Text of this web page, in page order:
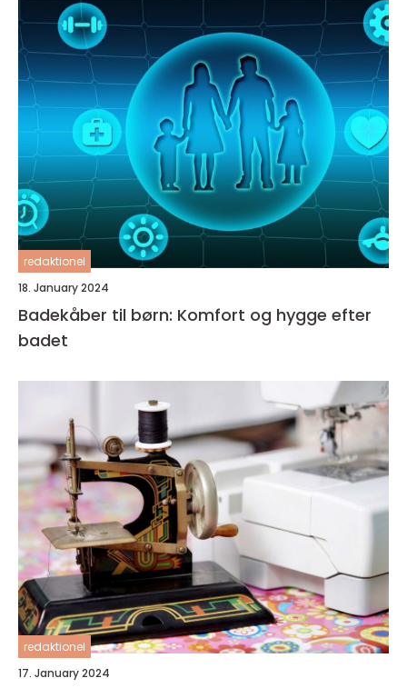
redaktionel
18. January 2024
Badekåber til børn: Komfort og hygge efter
badet
redaktionel
17. January 2024